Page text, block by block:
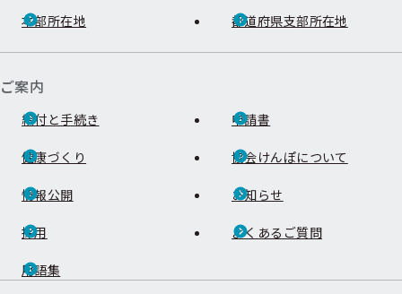
本部所在地 都道府県支部所在地
ご案内
給付と手続き 申請書
健康づくり 協会けんぽについて
情報公開 お知らせ
採用 よくあるご質問
用語集